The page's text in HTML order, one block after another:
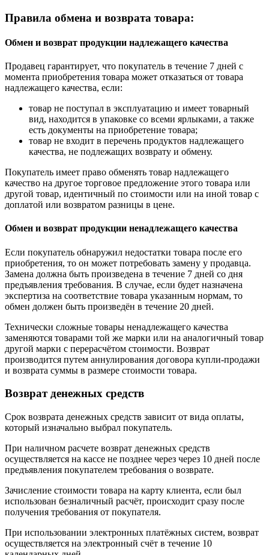
Правила обмена и возврата товара:
Обмен и возврат продукции надлежащего качества
Продавец гарантирует, что покупатель в течение 7 дней с
момента приобретения товара может отказаться от товара
надлежащего качества, если:
товар не поступал в эксплуатацию и имеет товарный
вид, находится в упаковке со всеми ярлыками, а также
есть документы на приобретение товара;
товар не входит в перечень продуктов надлежащего
качества, не подлежащих возврату и обмену.
Покупатель имеет право обменять товар надлежащего
качество на другое торговое предложение этого товара или
другой товар, идентичный по стоимости или на иной товар с
доплатой или возвратом разницы в цене.
Обмен и возврат продукции ненадлежащего качества
Если покупатель обнаружил недостатки товара после его
приобретения, то он может потребовать замену у продавца.
Замена должна быть произведена в течение 7 дней со дня
предъявления требования. В случае, если будет назначена
экспертиза на соответствие товара указанным нормам, то
обмен должен быть произведён в течение 20 дней.
Технически сложные товары ненадлежащего качества
заменяются товарами той же марки или на аналогичный товар
другой марки с перерасчётом стоимости. Возврат
производится путем аннулирования договора купли-продажи
и возврата суммы в размере стоимости товара.
Возврат денежных средств
Срок возврата денежных средств зависит от вида оплаты,
который изначально выбрал покупатель.
При наличном расчете возврат денежных средств
осуществляется на кассе не позднее через через 10 дней после
предъявления покупателем требования о возврате.
Зачисление стоимости товара на карту клиента, если был
использован безналичный расчёт, происходит сразу после
получения требования от покупателя.
При использовании электронных платёжных систем, возврат
осуществляется на электронный счёт в течение 10